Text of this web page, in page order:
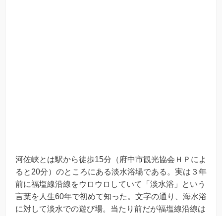
河佐峡とは駅から徒歩15分（府中市観光協会ＨＰによ
ると20分）のところにある淡水浴場である。実は３年
前に福塩線沿線をウロウロしていて「淡水浴」という
言葉を人生60年で初めて知った。文字の通り、海水浴
に対して淡水での遊び場。当たり前だが福塩線沿線は